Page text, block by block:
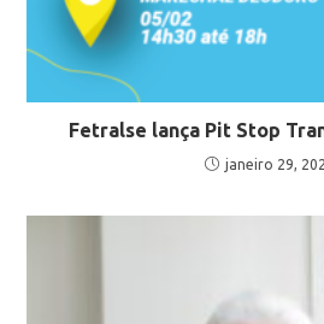
Fetralse lança Pit Stop
janeiro 29,